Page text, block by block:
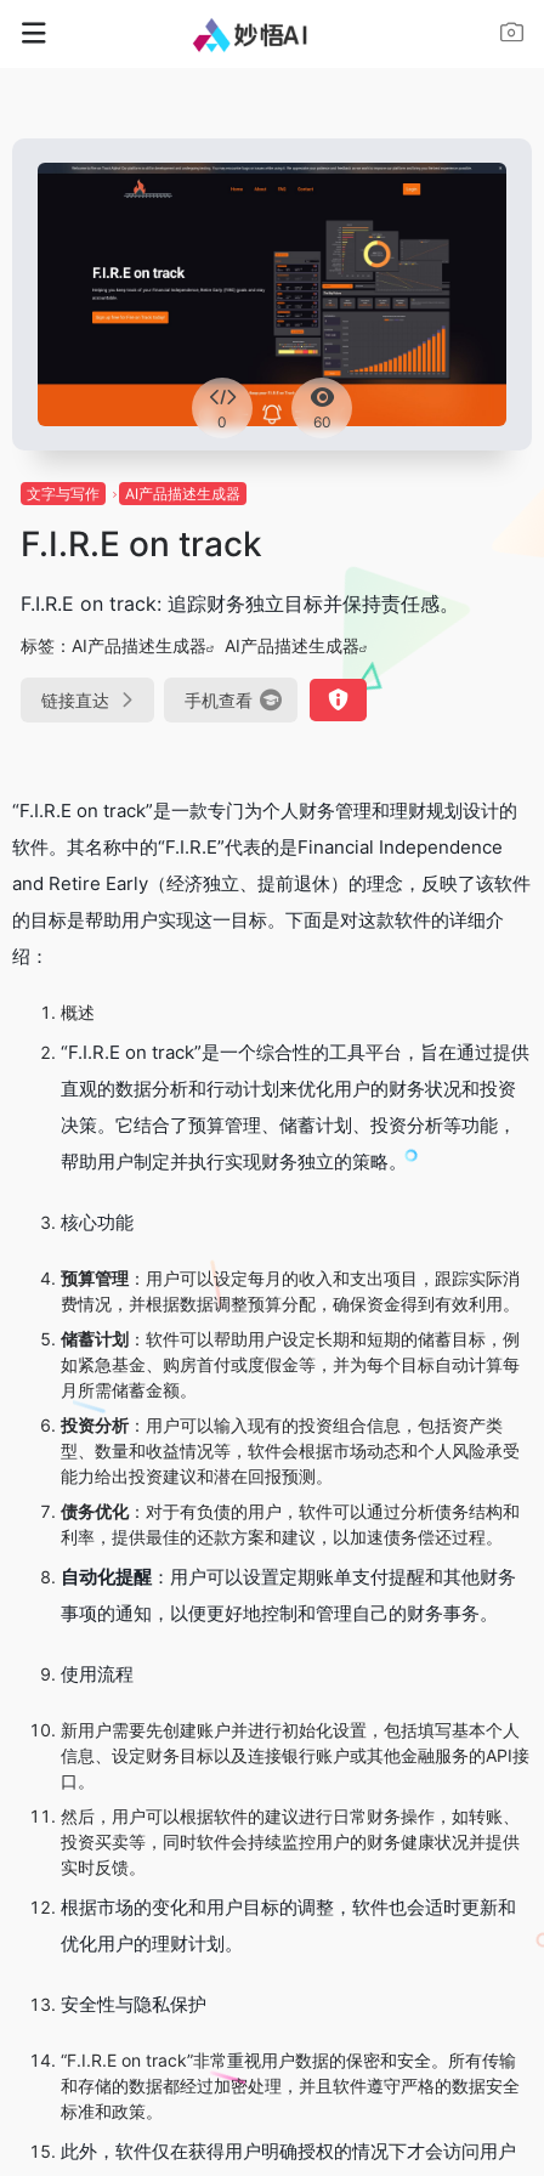
0 60
文字与写作 AI产品描述生成器
F.I.R.E on track
F.I.R.E on track: 追踪财务独立目标并保持责任感。
标签： AI产品描述生成器 AI产品描述生成器
链接直达 手机查看
“F.I.R.E on track”是一款专门为个人财务管理和理财规划设计的
软件。其名称中的“F.I.R.E”代表的是Financial Independence
and Retire Early（经济独立、提前退休）的理念，反映了该软件
的目标是帮助用户实现这一目标。下面是对这款软件的详细介
绍：
概述
“F.I.R.E on track”是一个综合性的工具平台，旨在通过提供
直观的数据分析和行动计划来优化用户的财务状况和投资
决策。它结合了预算管理、储蓄计划、投资分析等功能，
帮助用户制定并执行实现财务独立的策略。
核心功能
预算管理 ：用户可以设定每月的收入和支出项目，跟踪实际消
费情况，并根据数据调整预算分配，确保资金得到有效利用。
储蓄计划 ：软件可以帮助用户设定长期和短期的储蓄目标，例
如紧急基金、购房首付或度假金等，并为每个目标自动计算每
月所需储蓄金额。
投资分析：用户可以输入现有的投资组合信息，包括资产类
型、数量和收益情况等，软件会根据市场动态和个人风险承受
能力给出投资建议和潜在回报预测。
债务优化：对于有负债的用户，软件可以通过分析债务结构和
利率，提供最佳的还款方案和建议，以加速债务偿还过程。
自动化提醒 ：用户可以设置定期账单支付提醒和其他财务
事项的通知，以便更好地控制和管理自己的财务事务。
使用流程
新用户需要先创建账户并进行初始化设置，包括填写基本个人
信息、设定财务目标以及连接银行账户或其他金融服务的API接
口。
然后，用户可以根据软件的建议进行日常财务操作，如转账、
投资买卖等，同时软件会持续监控用户的财务健康状况并提供
实时反馈。
根据市场的变化和用户目标的调整，软件也会适时更新和
优化用户的理财计划。
安全性与隐私保护
“F.I.R.E on track”非常重视用户数据的保密和安全。所有传输
和存储的数据都经过加密处理，并且软件遵守严格的数据安全
标准和政策。
此外，软件仅在获得用户明确授权的情况下才会访问用户